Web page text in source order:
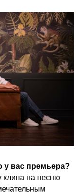
у вас премьера?
клипа на песню